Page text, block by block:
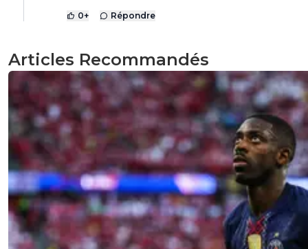
0+ Répondre
Articles Recommandés